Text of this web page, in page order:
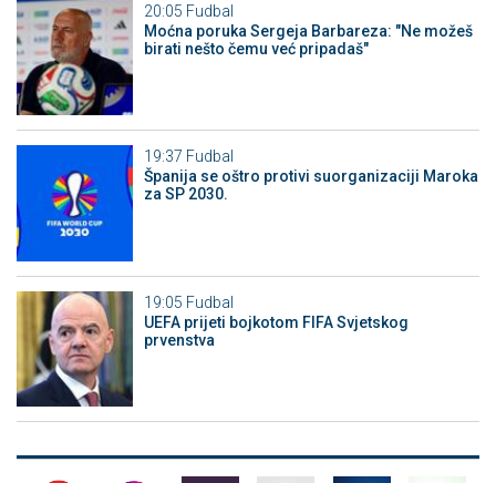
20:05 Fudbal
Moćna poruka Sergeja Barbareza: "Ne možeš
birati nešto čemu već pripadaš"
19:37 Fudbal
Španija se oštro protivi suorganizaciji Maroka
za SP 2030.
19:05 Fudbal
UEFA prijeti bojkotom FIFA Svjetskog
prvenstva